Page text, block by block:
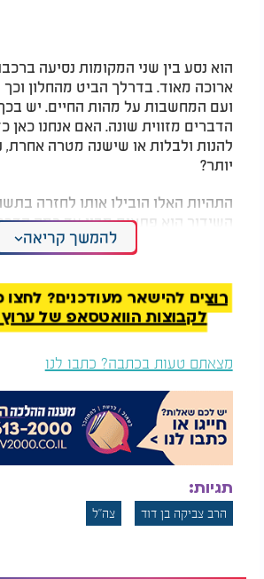
ארוכה מאוד. בדרלך הביט מהחלון
ועם המחשבות על מהות החיים. יש
הדברים מזווית שונה. האם אנחנו כאן
להנות ולבלות או שישנה מטרה אחרת,
יותר?
התהיות האלו הובילו אותו לחזרה
השידור הוא פתאום מבין עד כמה
מיוחדת, כך שגם שני החברים הנוספים
גם הם בתשובה לאבא שבשמיים.
להמשך קריאה
רוצים להישאר מעודכנים?
לקבוצות הוואטסאפ של ערוץ 2000
מצאתם טעות בכתבה? כתבו לנו
תגיות:
הרב צביקה בן דוד צה"ל